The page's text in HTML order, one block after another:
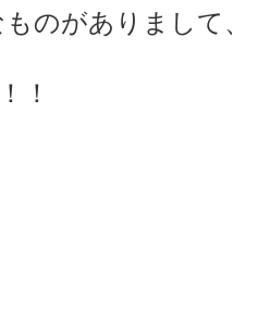
のがありまして、
！